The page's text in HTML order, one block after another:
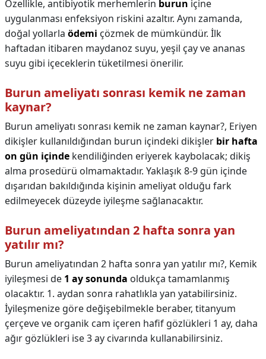
Özellikle, antibiyotik merhemlerin burun içine
uygulanması enfeksiyon riskini azaltır. Aynı zamanda,
doğal yollarla ödemi çözmek de mümkündür. İlk
haftadan itibaren maydanoz suyu, yeşil çay ve ananas
suyu gibi içeceklerin tüketilmesi önerilir.
Burun ameliyatı sonrası kemik ne zaman
kaynar?
Burun ameliyatı sonrası kemik ne zaman kaynar?, Eriyen
dikişler kullanıldığından burun içindeki dikişler bir hafta
on gün içinde kendiliğinden eriyerek kaybolacak; dikiş
alma prosedürü olmamaktadır. Yaklaşık 8-9 gün içinde
dışarıdan bakıldığında kişinin ameliyat olduğu fark
edilmeyecek düzeyde iyileşme sağlanacaktır.
Burun ameliyatından 2 hafta sonra yan
yatılır mı?
Burun ameliyatından 2 hafta sonra yan yatılır mı?, Kemik
iyileşmesi de 1 ay sonunda oldukça tamamlanmış
olacaktır. 1. aydan sonra rahatlıkla yan yatabilirsiniz.
İyileşmenize göre değişebilmekle beraber, titanyum
çerçeve ve organik cam içeren hafif gözlükleri 1 ay, daha
ağır gözlükleri ise 3 ay civarında kullanabilirsiniz.